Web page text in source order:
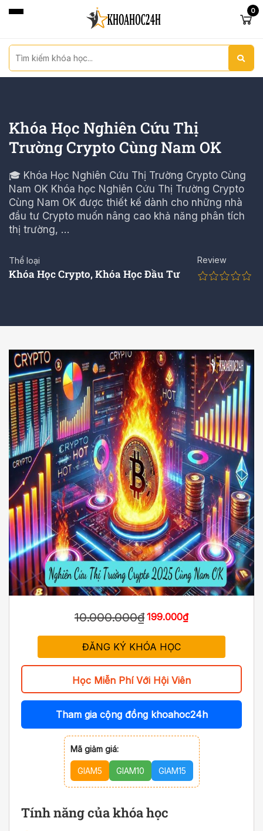
0
Khóa Học Nghiên Cứu Thị
Trường Crypto Cùng Nam OK
🎓 Khóa Học Nghiên Cứu Thị Trường Crypto Cùng
Nam OK Khóa học Nghiên Cứu Thị Trường Crypto
Cùng Nam OK được thiết kế dành cho những nhà
đầu tư Crypto muốn nâng cao khả năng phân tích
thị trường, …
Thể loại
Khóa Học Crypto,Khóa Học Đầu Tư
Review
10.000.000₫ 199.000₫
ĐĂNG KÝ KHÓA HỌC
Học Miễn Phí Với Hội Viên
Tham gia cộng đồng khoahoc24h
Mã giảm giá:
GIAM5 GIAM10 GIAM15
Tính năng của khóa học